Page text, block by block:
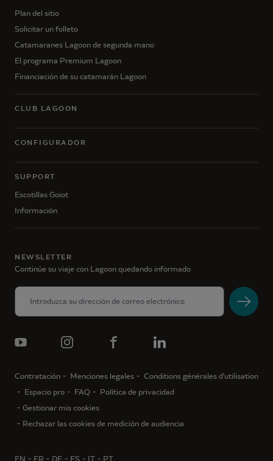
Plan del sitio
Solicitar un folleto
Catamaranes Lagoon de segunda mano
El programa Premium Lagoon
Financiación de su catamarán Lagoon
CLUB LAGOON
CONFIGURADOR
SUPPORT
Escotillas Goiot
Información
NEWSLETTER
Continúe su viaje con Lagoon quedando informado
Contratación Menciones legales
Conditions générales d'utilisation
Espacio pro
FAQ
Política de privacidad
Gestionar mis cookies
Rechazar las cookies de medición de audiencia
EN FR DE ES IT PT